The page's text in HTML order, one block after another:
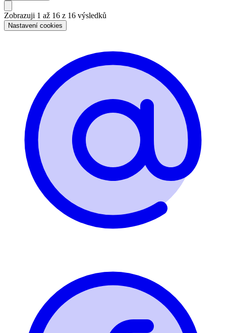
Zobrazuji 1 až 16 z 16 výsledků
Nastavení cookies